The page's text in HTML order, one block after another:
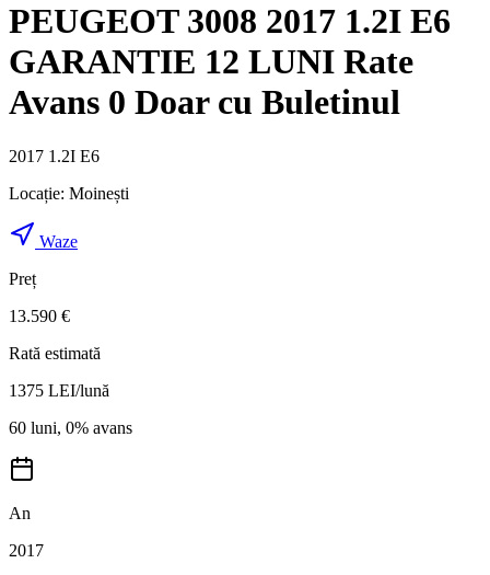
PEUGEOT 3008 2017 1.2I E6
GARANTIE 12 LUNI Rate
Avans 0 Doar cu Buletinul
2017 1.2I E6
Locație: Moinești
Waze
Preț
13.590 €
Rată estimată
1375 LEI/lună
60 luni, 0% avans
An
2017